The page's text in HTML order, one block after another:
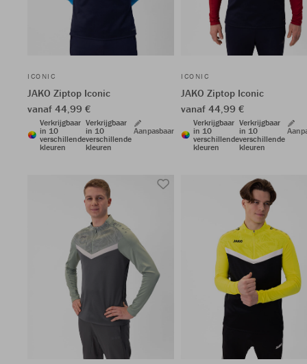
ICONIC
JAKO Ziptop Iconic
vanaf 44,99 €
Verkrijgbaar
in 10
verschillende
kleuren
Verkrijgbaar
in 10
verschillende
kleuren
Aanpasbaar
ICONIC
JAKO Ziptop Iconic
vanaf 44,99 €
Verkrijgbaar
in 10
verschillende
kleuren
Verkrijgbaar
in 10
verschillende
kleuren